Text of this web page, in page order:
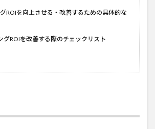
ROIを向上させる・改善するための具体的な
グROIを改善する際のチェックリスト